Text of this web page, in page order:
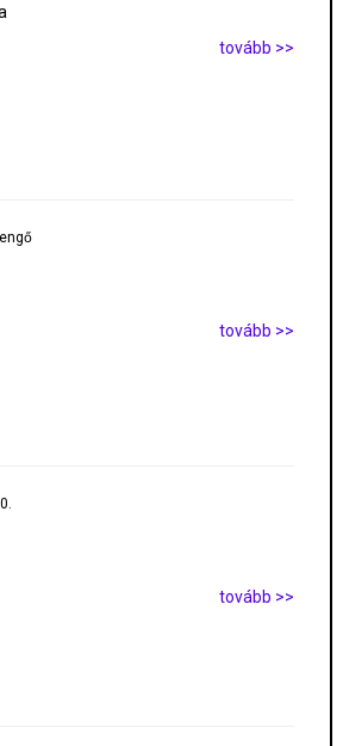
tovább >>
tovább >>
tovább >>